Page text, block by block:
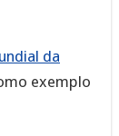
da
exemplo